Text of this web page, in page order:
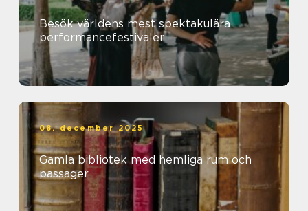
Besök världens mest spektakulära
performancefestivaler
08. december 2025
Gamla bibliotek med hemliga rum och
passager